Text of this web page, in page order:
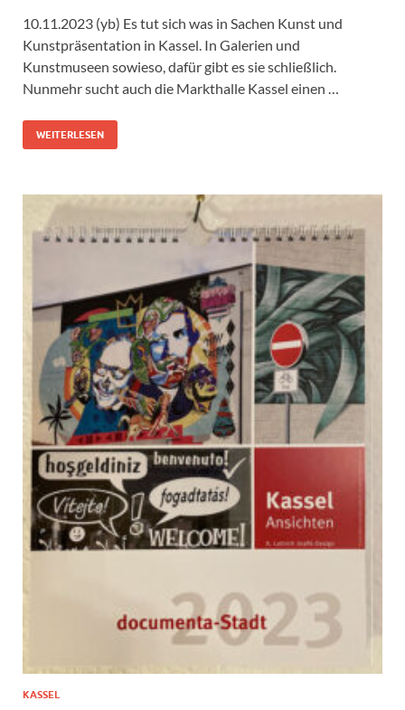
10.11.2023 (yb) Es tut sich was in Sachen Kunst und
Kunstpräsentation in Kassel. In Galerien und
Kunstmuseen sowieso, dafür gibt es sie schließlich.
Nunmehr sucht auch die Markthalle Kassel einen …
WEITERLESEN
KASSEL